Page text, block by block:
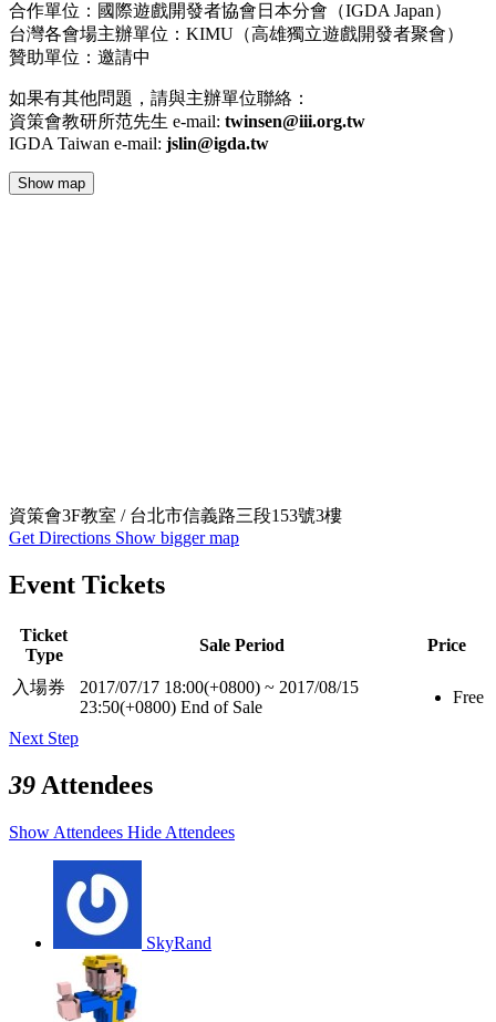
合作單位：國際遊戲開發者協會日本分會（IGDA Japan）
台灣各會場主辦單位：KIMU（高雄獨立遊戲開發者聚會）
贊助單位：邀請中
如果有其他問題，請與主辦單位聯絡：
資策會教研所范先生 e-mail: twinsen@iii.org.tw
IGDA Taiwan e-mail: jslin@igda.tw
Show map
資策會3F教室 / 台北市信義路三段153號3樓
Get Directions Show bigger map
Event Tickets
Ticket
Type
Sale Period Price
入場券 2017/07/17 18:00(+0800) ~ 2017/08/15
23:50(+0800) End of Sale
Free
Next Step
39 Attendees
Show Attendees Hide Attendees
SkyRand